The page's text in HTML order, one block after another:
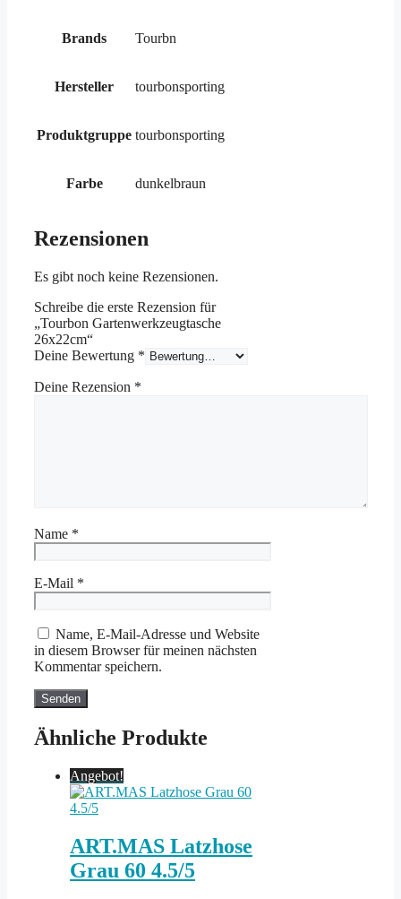
Brands Tourbn
Hersteller tourbonsporting
Produktgruppe tourbonsporting
Farbe dunkelbraun
Rezensionen
Es gibt noch keine Rezensionen.
Schreibe die erste Rezension für
„Tourbon Gartenwerkzeugtasche
26x22cm“
Deine Bewertung *
Deine Rezension *
Name *
E-Mail *
Name, E-Mail-Adresse und Website
in diesem Browser für meinen nächsten
Kommentar speichern.
Ähnliche Produkte
Angebot!
ART.MAS Latzhose
Grau 60 4.5/5